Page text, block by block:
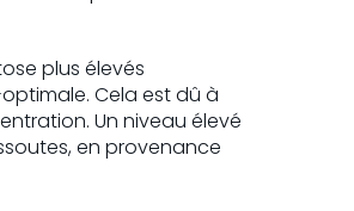
plus élevés
Cela est dû à
Un niveau élevé
en provenance